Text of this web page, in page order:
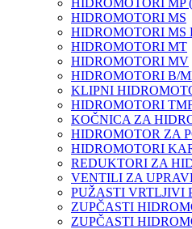
HIDROMOTORI MP
HIDROMOTORI MS
HIDROMOTORI MS
HIDROMOTORI MT
HIDROMOTORI MV
HIDROMOTORI B/
KLIPNI
HIDROMOTORI
KOČNICA ZA
HIDROMOTOR ZA
HIDROMOTORI
REDUKTORI ZA
VENTILI ZA
PUŽASTI VRTLJIVI
ZUPČASTI
ZUPČASTI